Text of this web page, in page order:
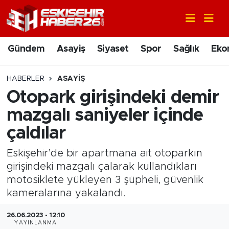
Gündem Asayiş Siyaset Spor Sağlık
HABERLER ASAYIŞ
Otopark girişindeki demir
mazgalı saniyeler içinde
çaldılar
Eskişehir’de bir apartmana ait otoparkın
girişindeki mazgalı çalarak kullandıkları
motosiklete yükleyen 3 şüpheli, güvenlik
kameralarına yakalandı.
26.06.2023 - 12:10
YAYINLANMA
Gündem
Asayiş
Spor
Ekonomi
Eğitim
Sanat
Nöbetçi Eczaneler
Hava Durumu
Trafik Durumu
Süper Lig Puan Durumu ve Fikstür
Son Dakika Haberleri
Haber Arşivi